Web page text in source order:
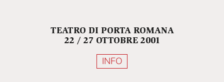
TEATRO DI PORTA ROMANA
22 / 27 OTTOBRE 2001
INFO